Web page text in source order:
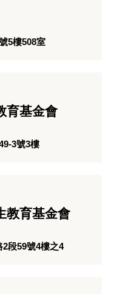
5樓508室
育基金會
3號3樓
教育基金會
段59號4樓之4